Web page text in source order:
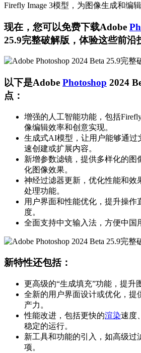
Firefly Image 3模型，为图像生成和编辑
现在，您可以免费下载Adobe
25.9完整破解版，体验这些前沿技术
以下是Adobe Photoshop 2024
点：
增强的人工智能功能，包括
像编辑效率和创意实现。
生成式AI模型，让用户能够
速创建或扩展内容。
新增参数滤镜，提供多样化的图像
化图像效果。
神经过滤器更新，优化性能和效
处理功能。
用户界面和性能优化，提升操
度。
全面支持中文输入法，方便中国
新特性还包括：
更高级的“生成填充”功能，提升图
全新的用户界面设计或优化
产力。
性能改进，包括更快的渲染速度
稳定的运行。
新工具和功能的引入，如高级
项。